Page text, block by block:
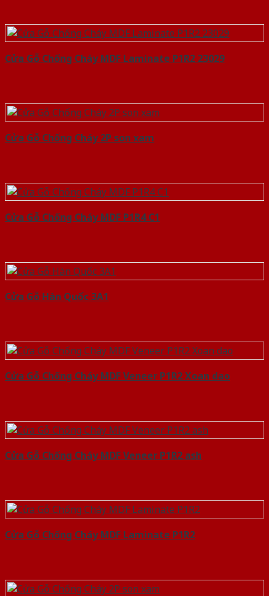
Cửa Gỗ Chống Cháy MDF Laminate P1R2 23029
Cửa Gỗ Chống Cháy 2P son xam
Cửa Gỗ Chống Cháy MDF P1R4 C1
Cửa Gỗ Hàn Quốc 3A1
Cửa Gỗ Chống Cháy MDF Veneer P1R2 Xoan dao
Cửa Gỗ Chống Cháy MDF Veneer P1R2 ash
Cửa Gỗ Chống Cháy MDF Laminate P1R2